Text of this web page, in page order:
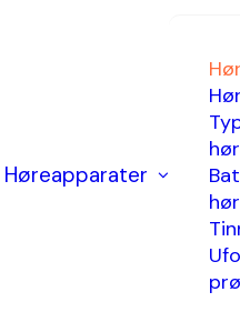
Høreapparater
Hos